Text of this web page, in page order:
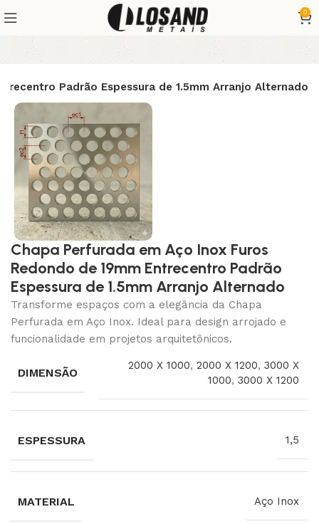
0
Padrão Espessura de 1.5mm Arranjo Alternado
Chapa Perfurada em Aço Inox Furos
Redondo de 19mm Entrecentro Padrão
Espessura de 1.5mm Arranjo Alternado
Transforme espaços com a elegância da Chapa
Perfurada em Aço Inox. Ideal para design arrojado e
funcionalidade em projetos arquitetônicos.
DIMENSÃO
2000 X 1000,2000 X 1200,3000 X
1000,3000 X 1200
ESPESSURA 1,5
MATERIAL Aço Inox